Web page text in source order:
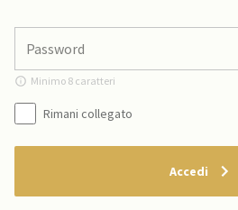
Minimo 8 caratteri
Rimani collegato
Accedi